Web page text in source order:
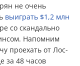
не очень
выиграть $1,2 млн
со скандально
Напомним
проехать от Лос-
за 48 часов